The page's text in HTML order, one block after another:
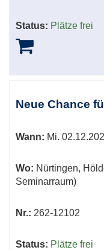
Status: Plätze frei
Neue Chance
Wann: Mi.
Wo: Nürtingen,
Seminarraum)
Nr.: 262-12102
Status: Plätze frei